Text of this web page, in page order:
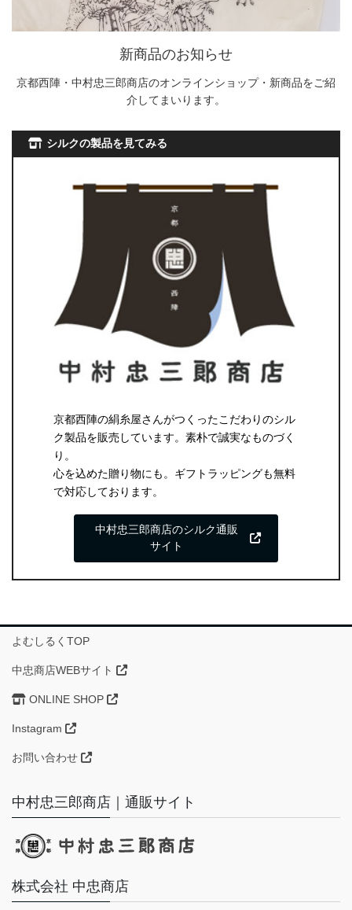
新商品のお知らせ
京都西陣・中村忠三郎商店のオンラインショップ・新商品をご紹
介してまいります。
シルクの製品を見てみる
京都西陣の絹糸屋さんがつくったこだわりのシル
ク製品を販売しています。素朴で誠実なものづく
り。
心を込めた贈り物にも。ギフトラッピングも無料
で対応しております。
中村忠三郎商店のシルク通販
サイト
よむしるくTOP
中忠商店WEBサイト
ONLINE SHOP
Instagram
お問い合わせ
中村忠三郎商店｜通販サイト
株式会社 中忠商店